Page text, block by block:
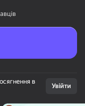
в
Увійти